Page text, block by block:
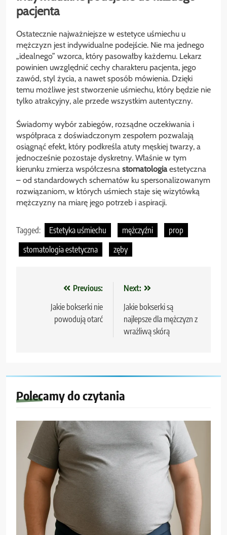
pacjenta
Ostatecznie najważniejsze w estetyce uśmiechu u
mężczyzn jest indywidualne podejście. Nie ma jednego
„idealnego” wzorca, który pasowałby każdemu. Lekarz
powinien uwzględnić cechy charakteru pacjenta, jego
zawód, styl życia, a nawet sposób mówienia. Dzięki
temu możliwe jest stworzenie uśmiechu, który będzie nie
tylko atrakcyjny, ale przede wszystkim autentyczny.
Świadomy wybór zabiegów, rozsądne oczekiwania i
współpraca z doświadczonym zespołem pozwalają
osiągnąć efekt, który podkreśla atuty męskiej twarzy, a
jednocześnie pozostaje dyskretny. Właśnie w tym
kierunku zmierza współczesna stomatologiaestetyczna
– od standardowych schematów ku spersonalizowanym
rozwiązaniom, w których uśmiech staje się wizytówką
mężczyzny na miarę jego potrzeb i aspiracji.
Tagged: Estetyka uśmiechu mężczyźni
prop
stomatologia estetyczna
zęby
Nawigacja
wpisu
Previous:
Jakie bokserki nie
powodują otarć
Next:
Jakie bokserki są
najlepsze dla mężczyzn z
wrażliwą skórą
Polecamy do czytania